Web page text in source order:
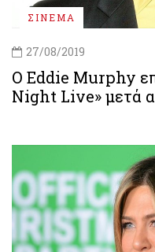
ΣΙΝΕΜΑ
27/08/2019
Ο Eddie Murphy
Night Live» μετά